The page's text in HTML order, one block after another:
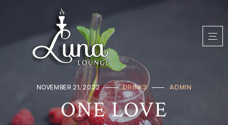
NOVEMBER 21, 2022 DRINKS ADMIN
ONE LOVE